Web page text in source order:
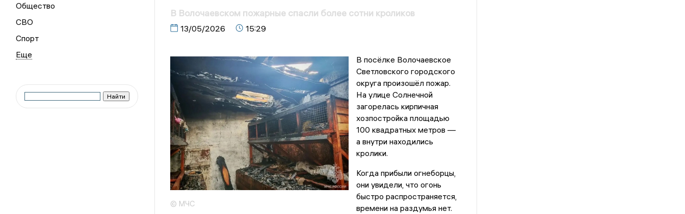
Общество
СВО
Спорт
В Волочаевском пожарные спасли более сотни кроликов
13/05/2026 15:29
© МЧС
В посёлке Волочаевское
Светловского городского
округа произошёл пожар.
На улице Солнечной
загорелась кирпичная
хозпостройка площадью
100 квадратных метров —
а внутри находились
кролики.
Когда прибыли огнеборцы,
они увидели, что огонь
быстро распространяется,
времени на раздумья нет.